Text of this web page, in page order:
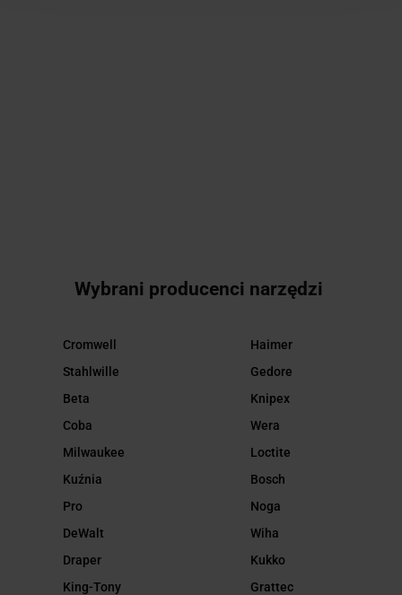
Wybrani producenci narzędzi
Cromwell
Stahlwille
Beta
Coba
Milwaukee
Kuźnia
Pro
DeWalt
Draper
King-Tony
Haimer
Gedore
Knipex
Wera
Loctite
Bosch
Noga
Wiha
Kukko
Grattec